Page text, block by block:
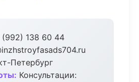
(992) 138 60 44
Петербург
Консультации: